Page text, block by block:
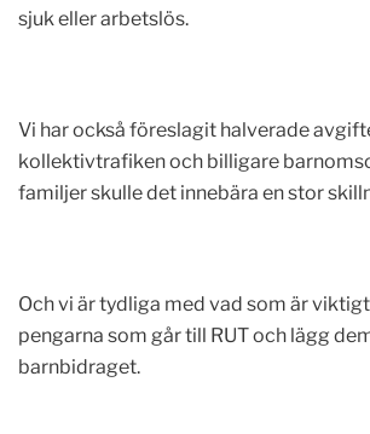
sjuk eller arbetslös.
Vi har också föreslagit halverade
kollektivtrafiken och billigare
familjer skulle det innebära en stor
Och vi är tydliga med vad som är viktigt
pengarna som går till RUT och lägg
barnbidraget.